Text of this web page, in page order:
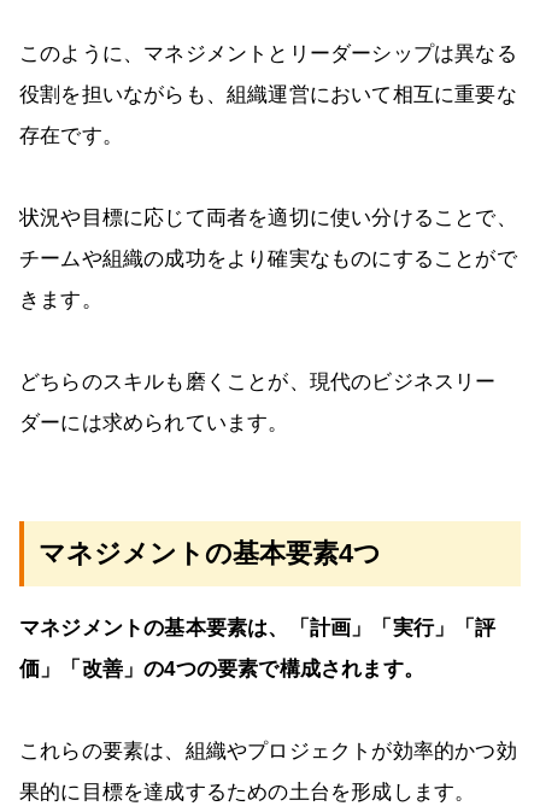
このように、マネジメントとリーダーシップは異なる
役割を担いながらも、組織運営において相互に重要な
存在です。
状況や目標に応じて両者を適切に使い分けることで、
チームや組織の成功をより確実なものにすることがで
きます。
どちらのスキルも磨くことが、現代のビジネスリー
ダーには求められています。
マネジメントの基本要素4つ
マネジメントの基本要素は、「計画」「実行」「評
価」「改善」の4つの要素で構成されます。
これらの要素は、組織やプロジェクトが効率的かつ効
果的に目標を達成するための土台を形成します。